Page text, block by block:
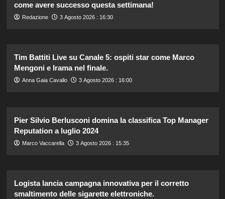
come avere successo questa settimana!
Redazione 3 Agosto 2026 : 16:30
Tim Battiti Live su Canale 5: ospiti star come Marco
Mengoni e Irama nel finale.
Anna Gaia Cavallo 3 Agosto 2026 : 16:00
Pier Silvio Berlusconi domina la classifica Top Manager
Reputation a luglio 2024
Marco Vaccarella 3 Agosto 2026 : 15:35
Logista lancia campagna innovativa per il corretto
smaltimento delle sigarette elettroniche.